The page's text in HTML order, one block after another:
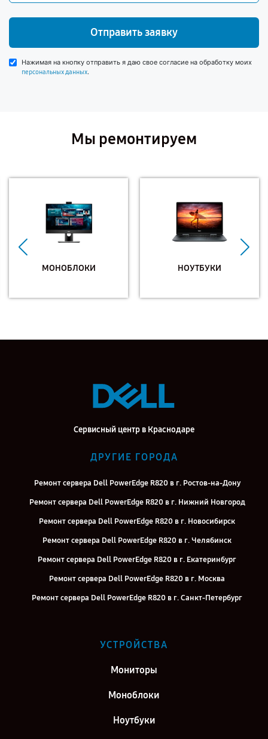
Отправить заявку
Нажимая на кнопку отправить я даю свое согласие на обработку моих
персональных данных.
Мы ремонтируем
МОНОБЛОКИ НОУТБУКИ
Сервисный центр в Краснодаре
ДРУГИЕ ГОРОДА
Ремонт сервера Dell PowerEdge R820 в г. Ростов-на-Дону
Ремонт сервера Dell PowerEdge R820 в г. Нижний Новгород
Ремонт сервера Dell PowerEdge R820 в г. Новосибирск
Ремонт сервера Dell PowerEdge R820 в г. Челябинск
Ремонт сервера Dell PowerEdge R820 в г. Екатеринбург
Ремонт сервера Dell PowerEdge R820 в г. Москва
Ремонт сервера Dell PowerEdge R820 в г. Санкт-Петербург
УСТРОЙСТВА
Мониторы
Моноблоки
Ноутбуки